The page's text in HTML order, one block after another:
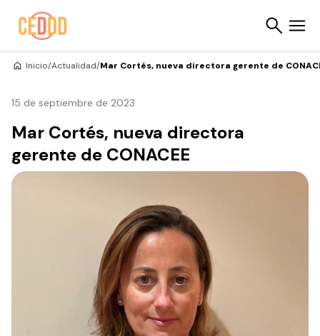
Inicio/Actualidad/Mar Cortés, nueva directora gerente de
15 de septiembre de 2023
Mar Cortés, nueva directora
gerente de CONACEE